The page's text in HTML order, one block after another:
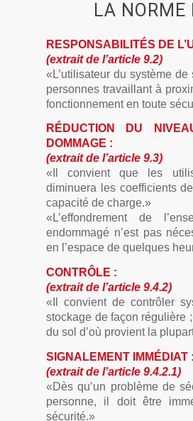
LA NORME
RESPONSABILITÉS DE
(extrait de l’article 9.2)
«L’utilisateur du système
personnes travaillant à
fonctionnement en toute
RÉDUCTION DU
DOMMAGE :
(extrait de l’article 9.3)
«Il convient que les
diminuera les coefficients
capacité de charge.»
«L’effondrement de
endommagé n’est pas
en l’espace de quelques
CONTRÔLE :
(extrait de l’article 9.4.2)
«Il convient de contrôler
stockage de façon régulière
du sol d’où provient la
SIGNALEMENT IMMÉDIAT :
(extrait de l’article 9.4.2.1)
«Dès qu’un problème de
personne, il doit être
sécurité.»